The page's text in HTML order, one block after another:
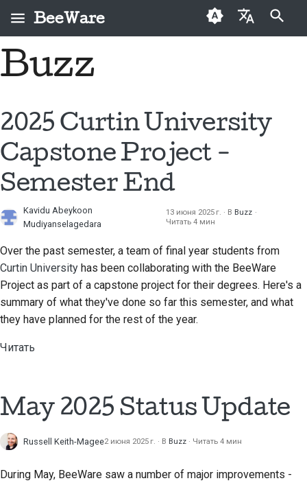
BeeWare
Deutsch
فارسی
Français
Italiano
日本語
Русский
தமிழ்
Что такое BeeWare?
Истории успеха
Рекомендации по
брендингу
Кодекс поведения
Управление
Предлагается в
аренду
Новые авторы
внесению взносов
функцию
Написать
документацию
на вытягивание
Предложить новую
функцию
Перевести контент
Настройка среды
разработки
Воспроизведение
Руководство по
спринту
2026
2023
2021
2020
2019
2018
2017
2015
2014
2013
Buzz
2025 Curtin University
Capstone Project -
Semester End
Kavidu Abeykoon
Mudiyanselagedara
13 июня 2025 г. В Buzz
Читать 4 мин
Over the past semester, a team of final year students from
Curtin University has been collaborating with the BeeWare
Project as part of a capstone project for their degrees. Here's a
summary of what they've done so far this semester, and what
they have planned for the rest of the year.
Читать
May 2025 Status Update
Russell Keith-Magee2 июня 2025 г. В Buzz Читать 4 мин
During May, BeeWare saw a number of major improvements -